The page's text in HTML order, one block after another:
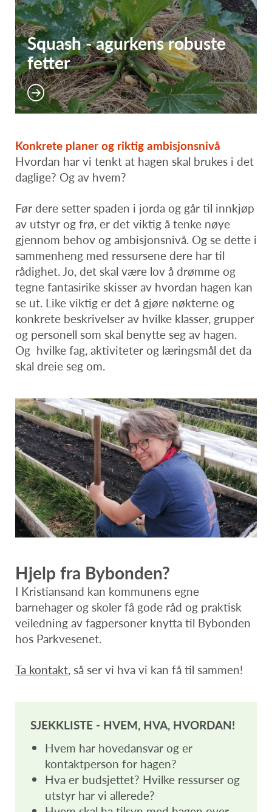
Squash - agurkens robuste
fetter
Konkrete planer og riktig ambisjonsnivå
Hvordan har vi tenkt at hagen skal brukes i det
daglige? Og av hvem?
Før dere setter spaden i jorda og går til innkjøp
av utstyr og frø, er det viktig å tenke nøye
gjennom behov og ambisjonsnivå. Og se dette i
sammenheng med ressursene dere har til
rådighet. Jo, det skal være lov å drømme og
tegne fantasirike skisser av hvordan hagen kan
se ut. Like viktig er det å gjøre nøkterne og
konkrete beskrivelser av hvilke klasser, grupper
og personell som skal benytte seg av hagen.
Og hvilke fag, aktiviteter og læringsmål det da
skal dreie seg om.
Hjelp fra Bybonden?
I Kristiansand kan kommunens egne
barnehager og skoler få gode råd og praktisk
veiledning av fagpersoner knytta til Bybonden
hos Parkvesenet.
Ta kontakt, så ser vi hva vi kan få til sammen!
SJEKKLISTE - HVEM, HVA, HVORDAN!
Hvem har hovedansvar og er
kontaktperson for hagen?
Hva er budsjettet? Hvilke ressurser og
utstyr har vi allerede?